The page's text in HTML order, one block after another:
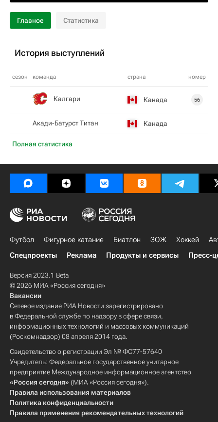
Главное Статистика
История выступлений
сезон команда страна номер
Полная статистика
Калгари Канада 56
Акади-Батурст Титан Канада
Футбол Фигурное катание Биатлон ЗОЖ Хоккей
Спецпроекты
Реклама Продукты и сервисы Пресс-
Версия 2023.1 Beta
© 2026 МИА «Россия сегодня»
Вакансии
Сетевое издание РИА Новости зарегистрировано
в Федеральной службе по надзору в сфере связи,
информационных технологий и массовых коммуникаций
(Роскомнадзор) 08 апреля 2014 года.
Свидетельство о регистрации Эл № ФС77-57640
Учредитель: Федеральное государственное унитарное
предприятие Международное информационное агентство
«Россия сегодня» (МИА «Россия сегодня»).
Правила использования материалов
Политика конфиденциальности
Правила применения рекомендательных технологий